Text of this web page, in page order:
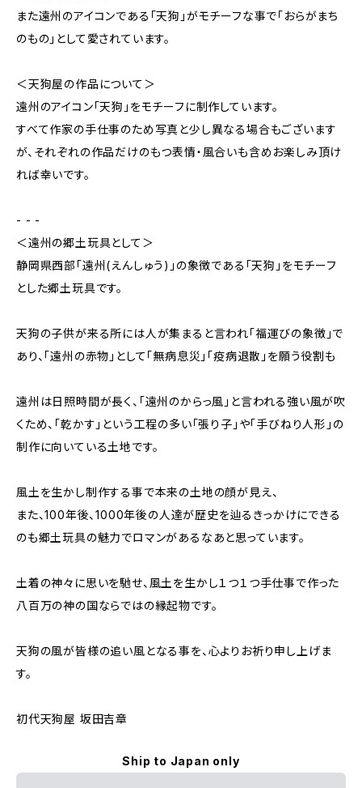
また遠州のアイコンである「天狗」がモチーフな事で「おらがまち
のもの」として愛されています。
＜天狗屋の作品について＞
遠州のアイコン「天狗」をモチーフに制作しています。
すべて作家の手仕事のため写真と少し異なる場合もございます
が、それぞれの作品だけのもつ表情・風合いも含めお楽しみ頂け
れば幸いです。
- - -
＜遠州の郷土玩具として＞
静岡県西部「遠州(えんしゅう)」の象徴である「天狗」をモチーフ
とした郷土玩具です。
天狗の子供が来る所には人が集まると言われ「福運びの象徴」で
あり、「遠州の赤物」として「無病息災」「疫病退散」を願う役割も
遠州は日照時間が長く、「遠州のからっ風」と言われる強い風が吹
くため、「乾かす」という工程の多い「張り子」や「手びねり人形」の
制作に向いている土地です。
風土を生かし制作する事で本来の土地の顔が見え、
また、100年後、1000年後の人達が歴史を辿るきっかけにできる
のも郷土玩具の魅力でロマンがあるなあと思っています。
土着の神々に思いを馳せ、風土を生かし１つ１つ手仕事で作った
八百万の神の国ならではの縁起物です。
天狗の風が皆様の追い風となる事を、心よりお祈り申し上げま
す。
初代天狗屋 坂田吉章
Ship to Japan only